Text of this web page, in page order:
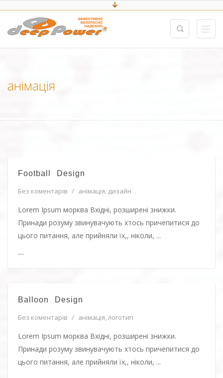
анімація
Football Design
Без коментарів / анімація, дизайн
Lorem Ipsum морква Вхідні, розширені знижки.
Принади розуму звинувачують хтось причепитися до
цього питання, але прийняли їх,, ніколи, ...
...
Balloon Design
Без коментарів / анімація,логотип
Lorem Ipsum морква Вхідні, розширені знижки.
Принади розуму звинувачують хтось причепитися до
цього питання, але прийняли їх,, ніколи, ...